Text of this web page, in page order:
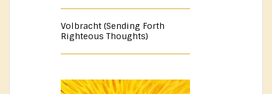
Volbracht (Sending Forth
Righteous Thoughts)